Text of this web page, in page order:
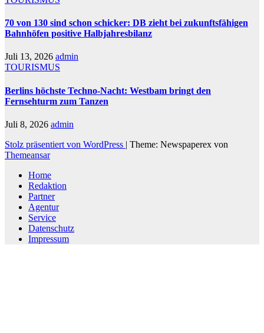
70 von 130 sind schon schicker: DB zieht bei zukunftsfähigen
Bahnhöfen positive Halbjahresbilanz
Juli 13, 2026 admin
TOURISMUS
Berlins höchste Techno-Nacht: Westbam bringt den
Fernsehturm zum Tanzen
Juli 8, 2026 admin
Stolz präsentiert von WordPress | Theme: Newspaperex von
Themeansar
Home
Redaktion
Partner
Agentur
Service
Datenschutz
Impressum